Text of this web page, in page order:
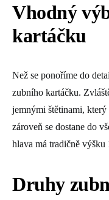
Vhodný
kartáčku
Než se ponoříme do
zubního kartáčku.
jemnými štětinami, který
zároveň se dostane do
hlava má tradičně výšku
Druhy